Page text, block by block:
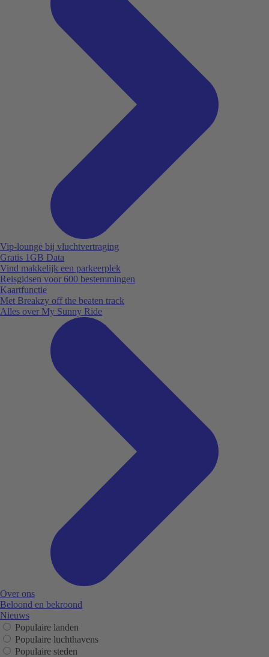
Vip-lounge bij vluchtvertraging
Gratis 1GB Data
Vind makkelijk een parkeerplek
Reisgidsen voor 600 bestemmingen
Kaartfunctie
Met Breakzy off the beaten track
Alles over My Sunny Ride
Over ons
Beloond en bekroond
Nieuws
Populaire landen
Populaire luchthavens
Populaire steden